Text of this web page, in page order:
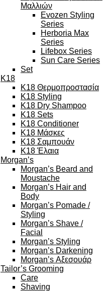
Μαλλιών
Evozen Styling
Series
Herboria Max
Series
Lifebox Series
Sun Care Series
Set
K18
K18 Θερμοπροστασία
K18 Styling
K18 Dry Shampoo
K18 Sets
K18 Conditioner
K18 Μάσκες
K18 Σαμπουάν
K18 Έλαια
Morgan’s
Morgan’s Beard and
Moustache
Morgan’s Hair and
Body
Morgan’s Pomade /
Styling
Morgan’s Shave /
Facial
Morgan’s Styling
Morgan’s Darkening
Morgan’s Αξεσουάρ
Tailor’s Grooming
Care
Shaving